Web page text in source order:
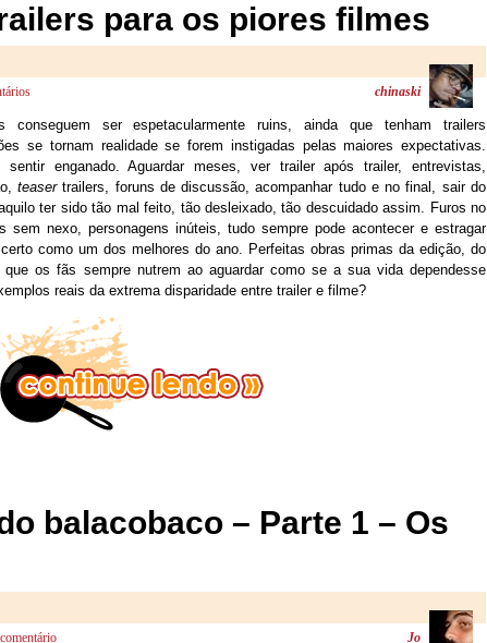
para os piores filmes
chinaski
conseguem ser espetacularmente ruins, ainda que tenham trailers
se tornam realidade se forem instigadas pelas maiores expectativas.
enganado. Aguardar meses, ver trailer após trailer, entrevistas,
teasertrailers, foruns de discussão, acompanhar tudo e no final, sair do
ter sido tão mal feito, tão desleixado, tão descuidado assim. Furos no
sem nexo, personagens inúteis, tudo sempre pode acontecer e estragar
como um dos melhores do ano. Perfeitas obras primas da edição, do
os fãs sempre nutrem ao aguardar como se a sua vida dependesse
reais da extrema disparidade entre trailer e filme?
balacobaco – Parte 1 – Os
Jo